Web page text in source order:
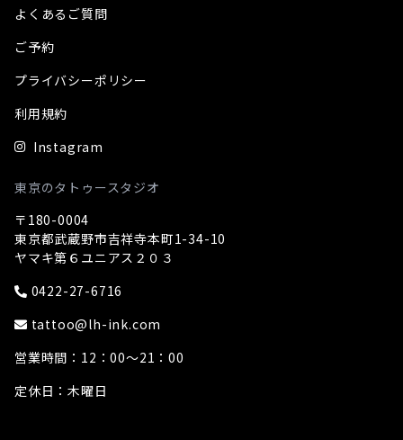
よくあるご質問
ご予約
プライバシーポリシー
利用規約
Instagram
東京のタトゥースタジオ
〒180-0004
東京都武蔵野市吉祥寺本町1-34-10
ヤマキ第６ユニアス２０３
0422-27-6716
tattoo@lh-ink.com
営業時間：12：00～21：00
定休日：木曜日